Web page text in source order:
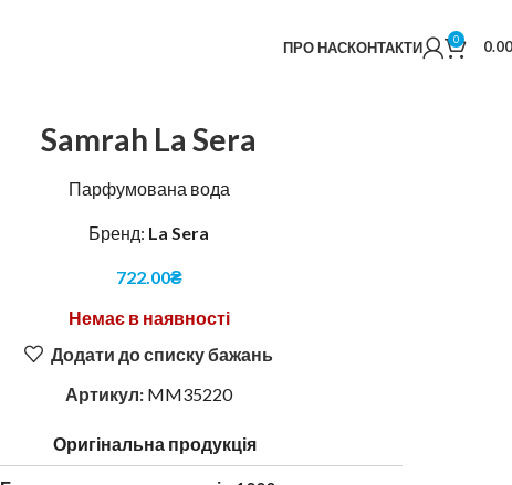
ПРО НАСКОНТАКТИ 0 0.00
Samrah La Sera
Парфумована вода
Бренд: La Sera
722.00₴
Немає в наявності
Додати до списку бажань
Артикул: MM35220
Оригінальна продукція